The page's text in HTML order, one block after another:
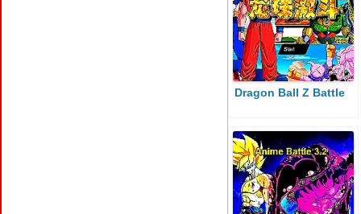
Dragon Ball Z Battle